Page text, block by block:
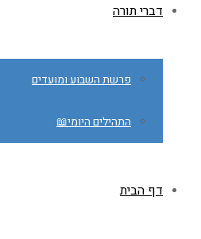
דברי תורה
פרשת השבוע ומועדים
התהילים היומי📖
דף הבית